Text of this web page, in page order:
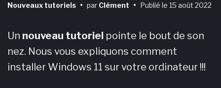
Nouveaux tutoriels • par Clément • Publié le 15 août 2022
Un nouveau tutoriel pointe le bout de son
nez. Nous vous expliquons comment
installer Windows 11 sur votre ordinateur !!!